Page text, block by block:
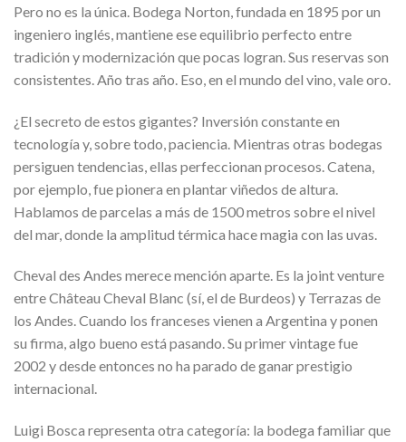
Pero no es la única. Bodega Norton, fundada en 1895 por un
ingeniero inglés, mantiene ese equilibrio perfecto entre
tradición y modernización que pocas logran. Sus reservas son
consistentes. Año tras año. Eso, en el mundo del vino, vale oro.
¿El secreto de estos gigantes? Inversión constante en
tecnología y, sobre todo, paciencia. Mientras otras bodegas
persiguen tendencias, ellas perfeccionan procesos. Catena,
por ejemplo, fue pionera en plantar viñedos de altura.
Hablamos de parcelas a más de 1500 metros sobre el nivel
del mar, donde la amplitud térmica hace magia con las uvas.
Cheval des Andes merece mención aparte. Es la joint venture
entre Château Cheval Blanc (sí, el de Burdeos) y Terrazas de
los Andes. Cuando los franceses vienen a Argentina y ponen
su firma, algo bueno está pasando. Su primer vintage fue
2002 y desde entonces no ha parado de ganar prestigio
internacional.
Luigi Bosca representa otra categoría: la bodega familiar que